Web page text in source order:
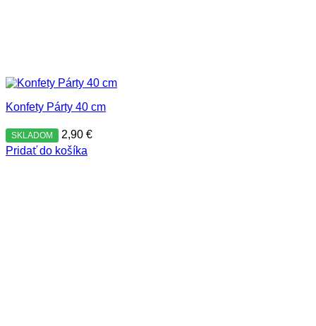
Konfety Párty 40 cm
SKLADOM 2,90 €
Pridať do košíka